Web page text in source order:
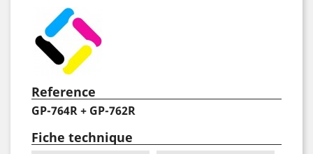
Reference
GP-764R + GP-762R
Fiche technique